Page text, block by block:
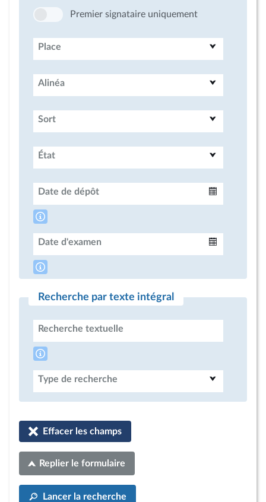
Premier signataire uniquement
Place
Alinéa
Sort
État
Date de dépôt
Date d'examen
Recherche par texte intégral
Recherche textuelle
Type de recherche
Effacer les champs
Replier le formulaire
Lancer la recherche